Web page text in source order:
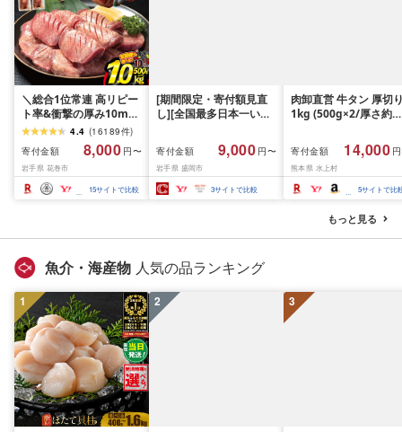
＼総合1位常連 高リピー
ト率&衝撃の厚み10mm
厚切り牛タン 塩味/ ≪ス
ピード発送!!10営業日以
内発送≫ 選べる内容量
500g / 1kg 定期便 毎月
届く 牛肉 肉 BBQ ふるさ
と 人気 ランキング 岩手
4.4 (16189件)
寄付金額
8,000 円〜
岩手県 花巻市
15サイトで比較
[期間限定・寄付額見直
し][全国最多日本一いわ
1.5kg(150g×10個) いわ
て牛 × 岩中豚 ハンバー
グ 合挽き 合い挽き 黒毛
和牛 人気 冷凍 個包装 小
分け 冷凍 牛肉 豚肉 和牛
お弁当 hannba-gu ラン
手県 盛岡市 東北 岩手 盛
寄付金額 9,000 円〜
岩手県 盛岡市
3サイトで比較
肉卸直営 牛タン 厚切
1kg (500g×2/厚さ約
牛肉 焼肉 冷凍 スライ
業務用 バーベキュー
BBQ おつまみ ギフト
祝い お中元 夏ギフト
寄付金額 14,000
熊本県 水上村
5サイトで比
もっと見る
魚介・海産物 人気の品ランキング
1 2 3